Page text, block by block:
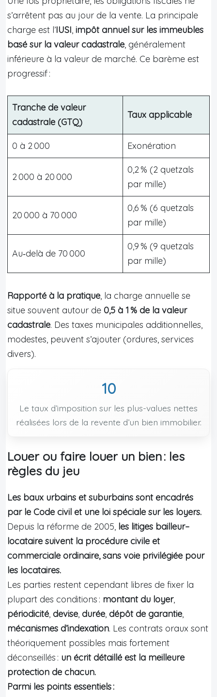
s’arrêtent pas au jour de la vente. La principale
charge est l’IUSI, impôt annuel sur les immeubles
basé sur la valeur cadastrale, généralement
inférieure à la valeur de marché. Ce barème est
progressif :
Tranche de valeur
cadastrale (GTQ)
Taux applicable
0 à 2 000 Exonération
2 000 à 20 000
0,2 % (2 quetzals
par mille)
20 000 à 70 000
0,6 % (6 quetzals
par mille)
Au‑delà de 70 000
0,9 % (9 quetzals
par mille)
Rapporté à la pratique, la charge annuelle se
situe souvent autour de 0,5 à 1 % de la valeur
cadastrale. Des taxes municipales additionnelles,
modestes, peuvent s’ajouter (ordures, services
divers).
10
Le taux d’imposition sur les plus-values nettes
réalisées lors de la revente d’un bien immobilier.
Louer ou faire louer un bien : les
règles du jeu
Les baux urbains et suburbains sont encadrés
par le Code civil et une loi spéciale sur les loyers.
Depuis la réforme de 2005, les litiges bailleur–
locataire suivent la procédure civile et
commerciale ordinaire, sans voie privilégiée pour
les locataires.
Les parties restent cependant libres de fixer la
plupart des conditions : montant du loyer,
périodicité, devise, durée, dépôt de garantie,
mécanismes d’indexation. Les contrats oraux sont
théoriquement possibles mais fortement
déconseillés : un écrit détaillé est la meilleure
protection de chacun.
Parmi les points essentiels :